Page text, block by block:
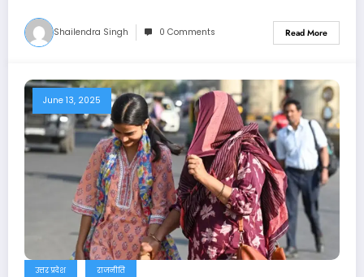
Shailendra Singh 0 Comments Read More
June 13, 2025
उत्तर प्रदेश राजनीति